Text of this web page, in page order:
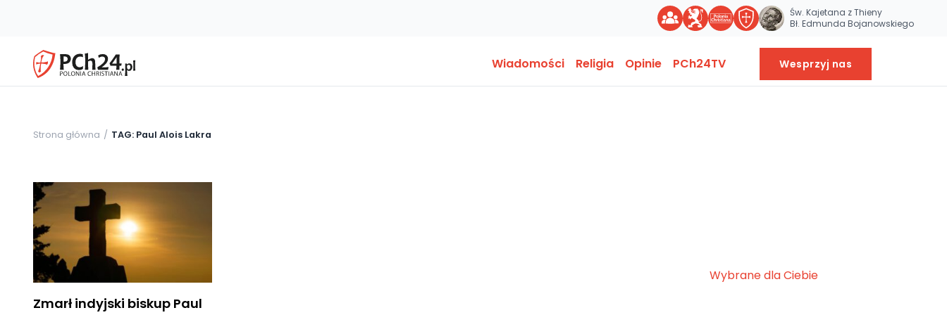
Św. Kajetana z Thieny
Bł. Edmunda Bojanowskiego
Wiadomości Religia Opinie PCh24TV Wesprzyj nas
Strona główna TAG: Paul Alois Lakra
Zmarł indyjski biskup Paul
Wybrane dla Ciebie